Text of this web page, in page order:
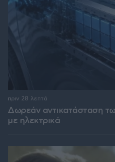
Δωρεάν αντικατάσταση
με ηλεκτρικά
πριν 28 λεπτά